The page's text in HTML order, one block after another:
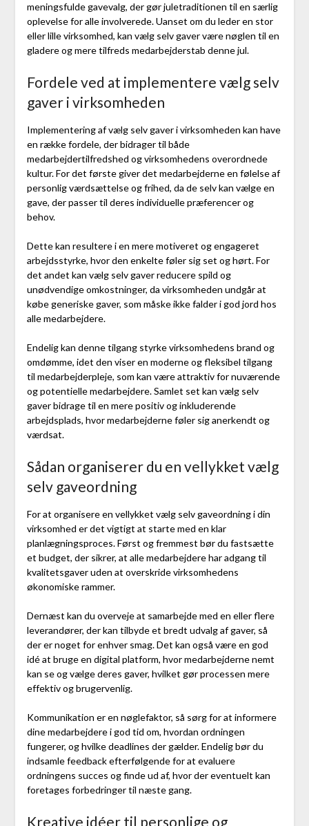
meningsfulde gavevalg, der gør juletraditionen til en særlig
oplevelse for alle involverede. Uanset om du leder en stor
eller lille virksomhed, kan vælg selv gaver være nøglen til en
gladere og mere tilfreds medarbejderstab denne jul.
Fordele ved at implementere vælg selv
gaver i virksomheden
Implementering af vælg selv gaver i virksomheden kan have
en række fordele, der bidrager til både
medarbejdertilfredshed og virksomhedens overordnede
kultur. For det første giver det medarbejderne en følelse af
personlig værdsættelse og frihed, da de selv kan vælge en
gave, der passer til deres individuelle præferencer og
behov.
Dette kan resultere i en mere motiveret og engageret
arbejdsstyrke, hvor den enkelte føler sig set og hørt. For
det andet kan vælg selv gaver reducere spild og
unødvendige omkostninger, da virksomheden undgår at
købe generiske gaver, som måske ikke falder i god jord hos
alle medarbejdere.
Endelig kan denne tilgang styrke virksomhedens brand og
omdømme, idet den viser en moderne og fleksibel tilgang
til medarbejderpleje, som kan være attraktiv for nuværende
og potentielle medarbejdere. Samlet set kan vælg selv
gaver bidrage til en mere positiv og inkluderende
arbejdsplads, hvor medarbejderne føler sig anerkendt og
værdsat.
Sådan organiserer du en vellykket vælg
selv gaveordning
For at organisere en vellykket vælg selv gaveordning i din
virksomhed er det vigtigt at starte med en klar
planlægningsproces. Først og fremmest bør du fastsætte
et budget, der sikrer, at alle medarbejdere har adgang til
kvalitetsgaver uden at overskride virksomhedens
økonomiske rammer.
Dernæst kan du overveje at samarbejde med en eller flere
leverandører, der kan tilbyde et bredt udvalg af gaver, så
der er noget for enhver smag. Det kan også være en god
idé at bruge en digital platform, hvor medarbejderne nemt
kan se og vælge deres gaver, hvilket gør processen mere
effektiv og brugervenlig.
Kommunikation er en nøglefaktor, så sørg for at informere
dine medarbejdere i god tid om, hvordan ordningen
fungerer, og hvilke deadlines der gælder. Endelig bør du
indsamle feedback efterfølgende for at evaluere
ordningens succes og finde ud af, hvor der eventuelt kan
foretages forbedringer til næste gang.
Kreative idéer til personlige og